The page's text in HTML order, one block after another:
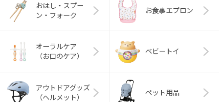
おはし・スプー
ン・フォーク
お食事エプロン
オーラルケア
（お口のケア）
ベビートイ
アウトドアグッズ
（ヘルメット）
ペット用品